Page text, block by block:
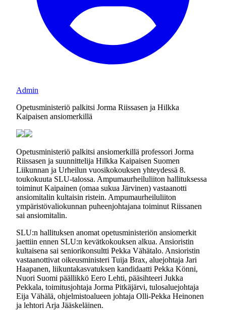
Admin
Opetusministeriö palkitsi Jorma Riissasen ja Hilkka
Kaipaisen ansiomerkillä
Opetusministeriö palkitsi ansiomerkillä professori Jorma
Riissasen ja suunnittelija Hilkka Kaipaisen Suomen
Liikunnan ja Urheilun vuosikokouksen yhteydessä 8.
toukokuuta SLU-talossa. Ampumaurheiluliiton hallituksessa
toiminut Kaipainen (omaa sukua Järvinen) vastaanotti
ansiomitalin kultaisin ristein. Ampumaurheiluliiton
ympäristövaliokunnan puheenjohtajana toiminut Riissanen
sai ansiomitalin.
SLU:n hallituksen anomat opetusministeriön ansiomerkit
jaettiin ennen SLU:n kevätkokouksen alkua. Ansioristin
kultaisena sai seniorikonsultti Pekka Vähätalo. Ansioristin
vastaanottivat oikeusministeri Tuija Brax, aluejohtaja Jari
Haapanen, liikuntakasvatuksen kandidaatti Pekka Könni,
Nuori Suomi päällikkö Eero Lehti, pääsihteeri Jukka
Pekkala, toimitusjohtaja Jorma Pitkäjärvi, tulosaluejohtaja
Eija Vähälä, ohjelmistoalueen johtaja Olli-Pekka Heinonen
ja lehtori Arja Jääskeläinen.